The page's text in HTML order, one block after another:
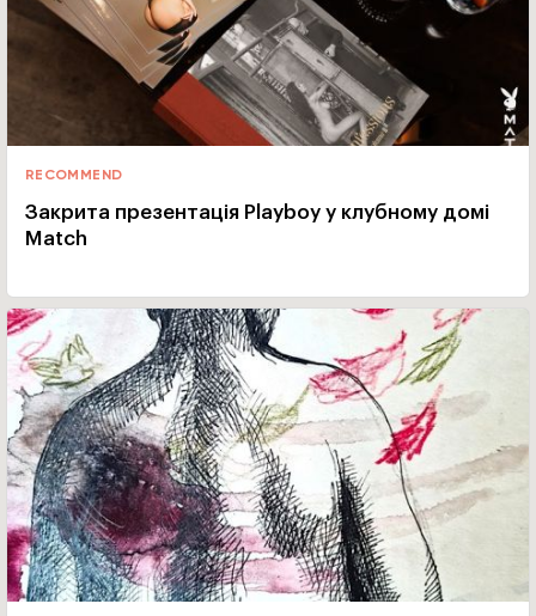
RECOMMEND
Закрита презентація Playboy у клубному домі
Match